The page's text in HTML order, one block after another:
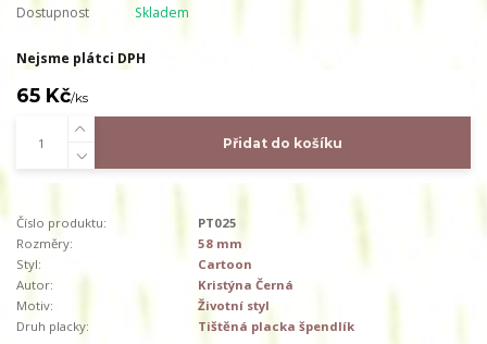
Dostupnost Skladem
Nejsme plátci DPH
65 Kč/ks
Přidat do košíku
Číslo produktu:
PT025
Rozměry:
58 mm
Styl:
Cartoon
Autor:
Kristýna Černá
Motiv:
Životní styl
Druh placky:
Tištěná placka špendlík